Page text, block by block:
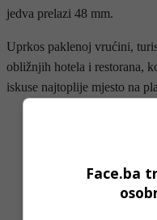
jedva prelazi 48 mm.
Uprkos paklenoj vrućini,
obližnjih hotela i restorana,
iskuse najtoplije mjesto na
-
Face.ba